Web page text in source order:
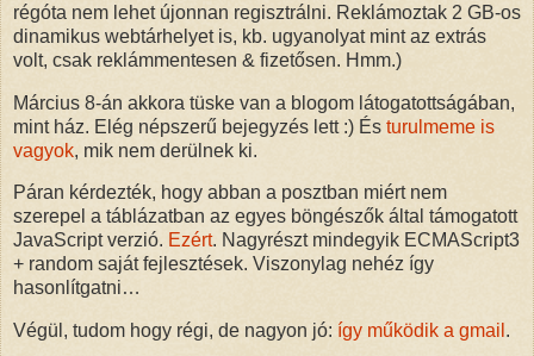
régóta nem lehet újonnan regisztrálni. Reklámoztak 2 GB-os
dinamikus webtárhelyet is, kb. ugyanolyat mint az extrás
volt, csak reklámmentesen & fizetősen. Hmm.)
Március 8-án akkora tüske van a blogom látogatottságában,
mint ház. Elég népszerű bejegyzés lett :) És turulmeme is
vagyok, mik nem derülnek ki.
Páran kérdezték, hogy abban a posztban miért nem
szerepel a táblázatban az egyes böngészők által támogatott
JavaScript verzió. Ezért. Nagyrészt mindegyik ECMAScript3
+ random saját fejlesztések. Viszonylag nehéz így
hasonlítgatni…
Végül, tudom hogy régi, de nagyon jó: így működik a gmail .